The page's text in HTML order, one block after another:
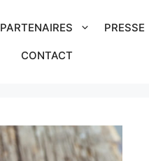
PARTENAIRES PRESSE
CONTACT